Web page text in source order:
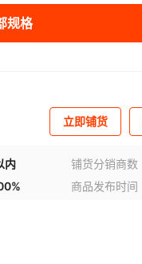
规格
立即铺货
内 铺货分销商数
商品发布时间